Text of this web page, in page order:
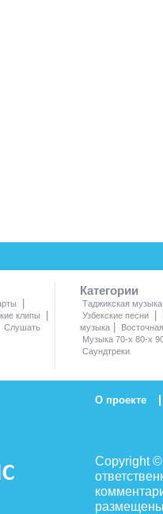
|
клипы |
Слушать
Категории
Таджикская музыка
Узбекские песни
|
музыка |
Музыка 70-х 80-х
Саундтреки
О проекте |
Copyright
размещены